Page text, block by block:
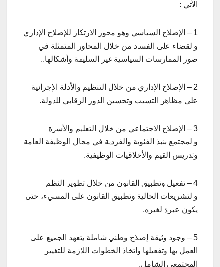
الآتي :
1 – الإصلاح السياسي وهو محور الارتكاز للإصلاح الإداري
والقضاء على الفساد من خلال المحاور المتمثلة في
صور الممارسات السياسية غير السليمة وأشكالها..
2 – الإصلاح الإداري من خلال التنظيم والأدلة الإجرائية
على مظاهر التسيب وتحسين الدور الرقابي للدولة.
3 – الإصلاح الاجتماعي من خلال التعليم والأسرة
والمجتمع بنبذ الفئوية والفردية في مجال الوظيفة العامة
وتدريس القيم والأخلاقيات الوظيفية.
4 – تفعيل وتطبيق القانون من خلال تطوير النظم
والتشريعات الحالية وتطبيق القانون على المسيء، حتى
يكون عبرة لغيره.
5 – وجود وثيقة إصلاح وطني شاملة يتعهد الجميع على
العمل بها وتفعيلها واتخاذ الخطوات اللازمة للتغيير
المجتمعي الشامل.